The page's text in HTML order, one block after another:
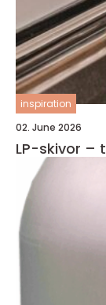
inspiration
02. June 2026
LP-skivor –